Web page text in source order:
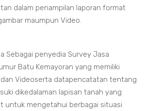
dalam penampilan laporan format
maumpun Video.
Sebagai penyedia Survey Jasa
Batu Kemayoran yang memiliki
Videoserta datapencatatan tentang
dikedalaman lapisan tanah yang
untuk mengetahui berbagai situasi